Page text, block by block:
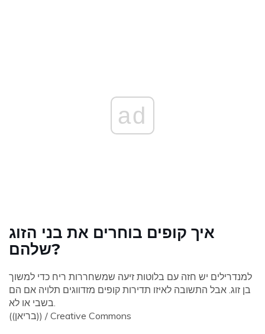
ad
איך קופים בוחרים את בני הזוג
שלהם?
למנדרילים יש חזה עם בלוטות זיעה שמשחררות ריח כדי למשוך
בן זוג. אבל התשובה לאיזו תדירות קופים מזדווגים תלויה אם הם
בשבי או לא.
((בריאן)) / Creative Commons